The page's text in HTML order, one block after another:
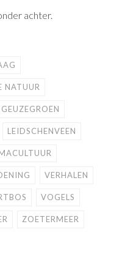
achter.
NATUUR
GEUZEGROEN
LEIDSCHENVEEN
VERHALEN
VOGELS
ZOETERMEER